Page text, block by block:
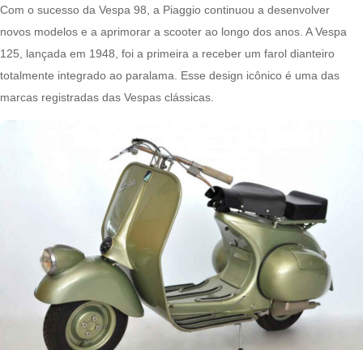
Com o sucesso da Vespa 98, a Piaggio continuou a desenvolver
novos modelos e a aprimorar a scooter ao longo dos anos. A Vespa
125, lançada em 1948, foi a primeira a receber um farol dianteiro
totalmente integrado ao paralama. Esse design icônico é uma das
marcas registradas das Vespas clássicas.